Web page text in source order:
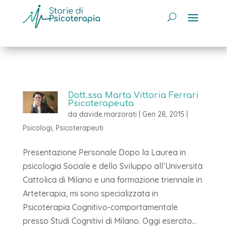
Dott.ssa Marta Vittoria Ferrari
Psicoterapeuta
da davide.marzorati Gen 28, 2015
Psicologi, Psicoterapeuti
Presentazione Personale Dopo la Laurea in
psicologia Sociale e dello Sviluppo all’Università
Cattolica di Milano e una formazione triennale in
Arteterapia, mi sono specializzata in
Psicoterapia Cognitivo-comportamentale
presso Studi Cognitivi di Milano. Oggi esercito...